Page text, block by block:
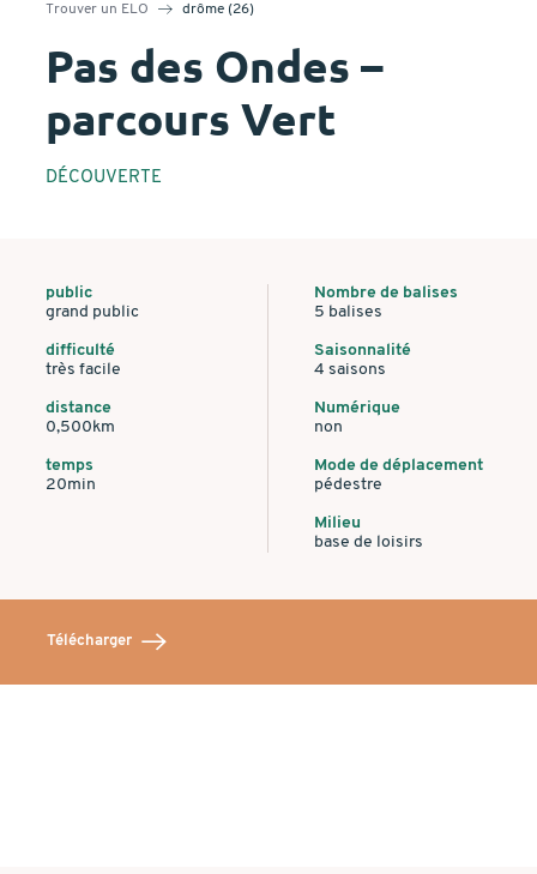
Trouver un ELO drôme (26)
Pas des Ondes –
parcours Vert
DÉCOUVERTE
public
grand public
difficulté
très facile
distance
0,500km
temps
20min
Nombre de balises
5 balises
Saisonnalité
4 saisons
Numérique
non
Mode de déplacement
pédestre
Milieu
base de loisirs
Télécharger